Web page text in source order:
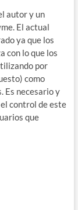
autor y un
El actual
ya que los
con lo que los
por
como
Es necesario y
control de este
que